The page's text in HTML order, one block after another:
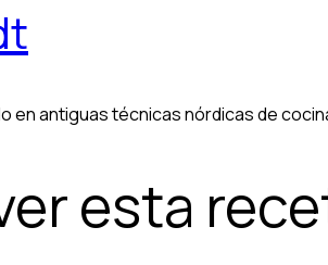
en antiguas técnicas nórdicas de
esta